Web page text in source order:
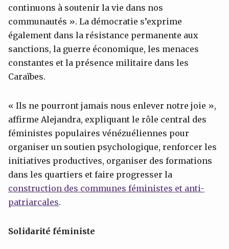
continuons à soutenir la vie dans nos
communautés ». La démocratie s’exprime
également dans la résistance permanente aux
sanctions, la guerre économique, les menaces
constantes et la présence militaire dans les
Caraïbes.
« Ils ne pourront jamais nous enlever notre joie »,
affirme Alejandra, expliquant le rôle central des
féministes populaires vénézuéliennes pour
organiser un soutien psychologique, renforcer les
initiatives productives, organiser des formations
dans les quartiers et faire progresser la
construction des communes féministes et anti-
patriarcales.
Solidarité féministe